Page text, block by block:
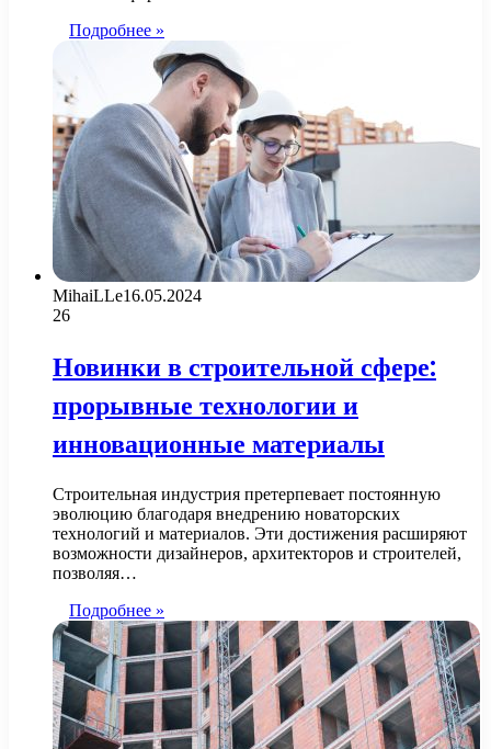
Подробнее »
MihaiLLe16.05.2024
26
Новинки в строительной сфере:
прорывные технологии и
инновационные материалы
Строительная индустрия претерпевает постоянную
эволюцию благодаря внедрению новаторских
технологий и материалов. Эти достижения расширяют
возможности дизайнеров, архитекторов и строителей,
позволяя…
Подробнее »